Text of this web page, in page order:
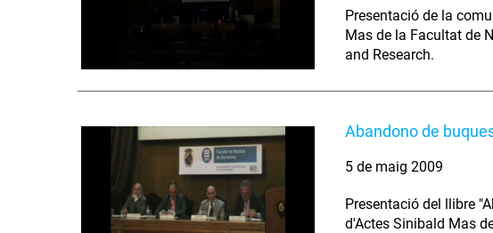
Presentació de la
Mas de la Facultat de
and Research.
Abandono de
5 de maig 2009
Presentació del llibre
d'Actes Sinibald Mas